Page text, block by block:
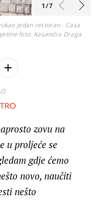
1/7
jedan restoran - Casa
foto: Kasandra Draga
zovu na
u proljeće se
gdje ćemo
novo, naučiti
nešto